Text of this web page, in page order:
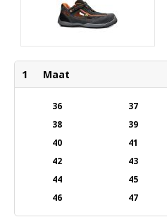
1 Maat
36
37
38
39
40
41
42
43
44
45
46
47